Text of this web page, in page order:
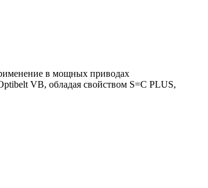
в мощных приводах
VB, обладая свойством S=C PLUS,